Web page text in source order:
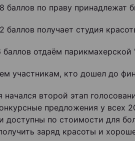
баллов по праву принадлежат
баллов получает студия
отдаём
участникам, кто дошел до
начался второй этап
предложения у всех
доступны по стоимости для
заряд красоты и